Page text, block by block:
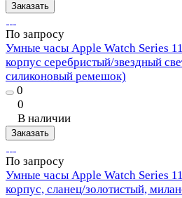
Заказать
По запросу
Умные часы Apple Watch Series
корпус серебристый/звездный
силиконовый ремешок)
0
0
В наличии
Заказать
По запросу
Умные часы Apple Watch Series
корпус, сланец/золотистый,